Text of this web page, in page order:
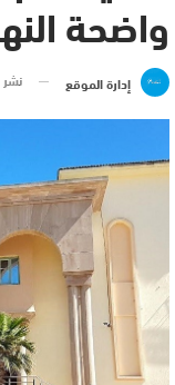
واضحة
إدارة الموقع